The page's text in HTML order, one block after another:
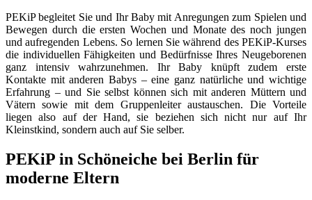
PEKiP begleitet Sie und Ihr Baby mit Anregungen zum Spielen und
Bewegen durch die ersten Wochen und Monate des noch jungen
und aufregenden Lebens. So lernen Sie während des PEKiP-Kurses
die individuellen Fähigkeiten und Bedürfnisse Ihres Neugeborenen
ganz intensiv wahrzunehmen. Ihr Baby knüpft zudem erste
Kontakte mit anderen Babys – eine ganz natürliche und wichtige
Erfahrung – und Sie selbst können sich mit anderen Müttern und
Vätern sowie mit dem Gruppenleiter austauschen. Die Vorteile
liegen also auf der Hand, sie beziehen sich nicht nur auf Ihr
Kleinstkind, sondern auch auf Sie selber.
PEKiP in Schöneiche bei Berlin für
moderne Eltern